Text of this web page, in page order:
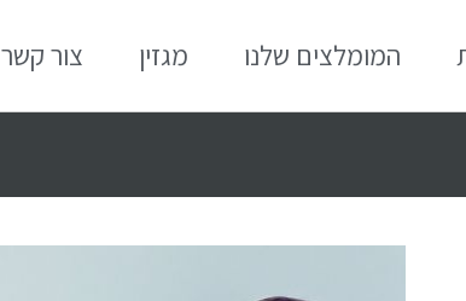
המומלצים שלנו מגזין צור קשר